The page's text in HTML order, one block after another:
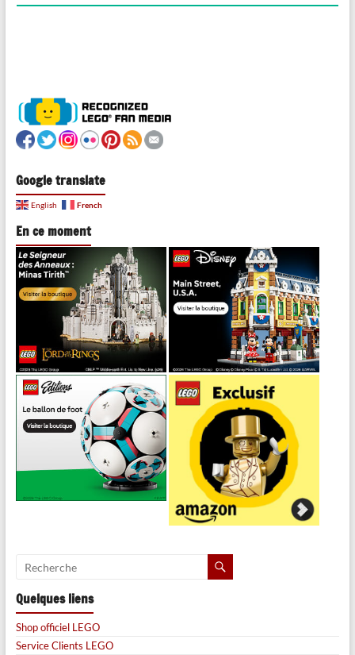
Google translate
English French
En ce moment
Quelques liens
Shop officiel LEGO
Service Clients LEGO